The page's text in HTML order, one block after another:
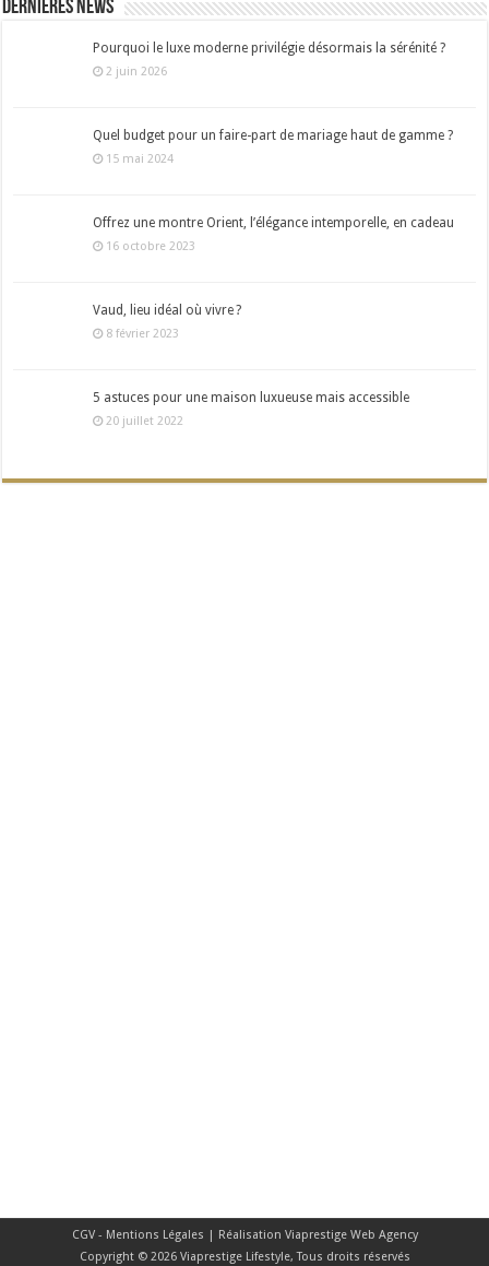
Dernières news
Pourquoi le luxe moderne privilégie désormais la sérénité ?
2 juin 2026
Quel budget pour un faire-part de mariage haut de gamme ?
15 mai 2024
Offrez une montre Orient, l’élégance intemporelle, en cadeau
16 octobre 2023
Vaud, lieu idéal où vivre ?
8 février 2023
5 astuces pour une maison luxueuse mais accessible
20 juillet 2022
CGV - Mentions Légales | Réalisation Viaprestige Web Agency
Copyright © 2026 Viaprestige Lifestyle, Tous droits réservés